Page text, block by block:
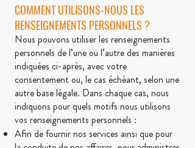
COMMENT UTILISONS-NOUS LES
RENSEIGNEMENTS PERSONNELS ?
Nous pouvons utiliser les renseignements
personnels de l’une ou l’autre des manières
indiquées ci-après, avec votre
consentement ou, le cas échéant, selon une
autre base légale. Dans chaque cas, nous
indiquons pour quels motifs nous utilisons
vos renseignements personnels :
Afin de fournir nos services ainsi que pour